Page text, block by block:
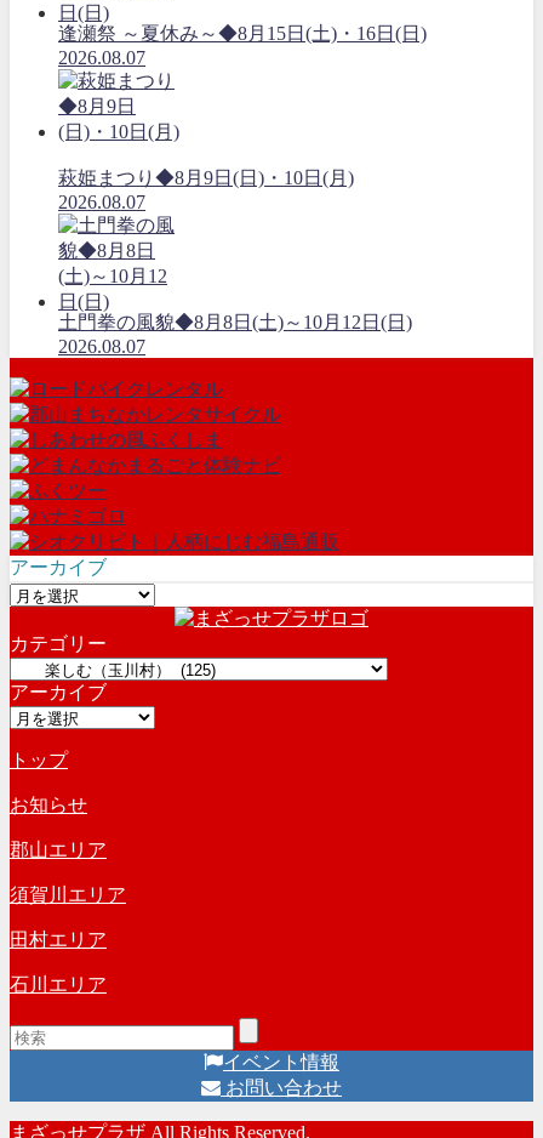
逢瀬祭 ～夏休み～◆8月15日(土)・16日(日)
2026.08.07
萩姫まつり◆8月9日(日)・10日(月)
2026.08.07
土門拳の風貌◆8月8日(土)～10月12日(日)
2026.08.07
アーカイブ
ア
カ
ブ
カテゴリー
テ
ゴ
ー
アーカイブ
ア
カ
イ
ブ
トップ
お知らせ
郡山エリア
須賀川エリア
田村エリア
石川エリア
イベント情報
お問い合わせ
まざっせプラザ All Rights Reserved.